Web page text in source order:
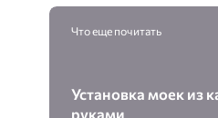
Что еще почитать
Установка моек из
руками